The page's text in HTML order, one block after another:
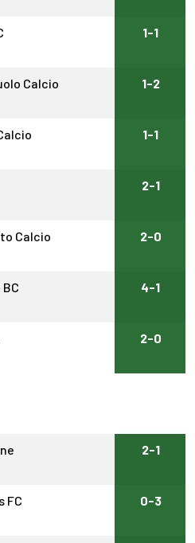
1-1
Calcio 1-2
1-1
2-1
Calcio 2-0
4-1
2-0
2-1
FC 0-3